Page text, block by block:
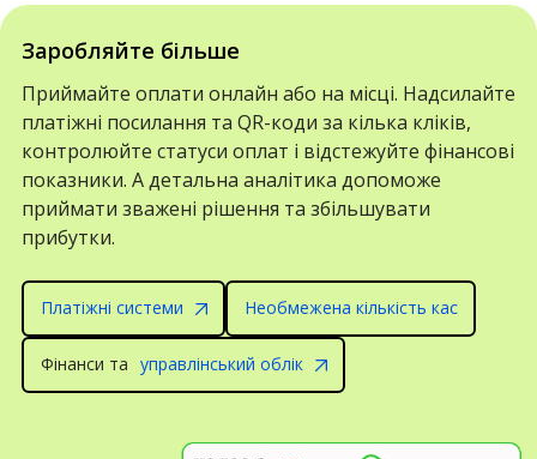
Заробляйте більше
Приймайте оплати онлайн або на місці. Надсилайте
платіжні посилання та QR-коди за кілька кліків,
контролюйте статуси оплат і відстежуйте фінансові
показники. А детальна аналітика допоможе
приймати зважені рішення та збільшувати
прибутки.
Платіжні системи Необмежена кількість кас
Фінанси та управлінський облік